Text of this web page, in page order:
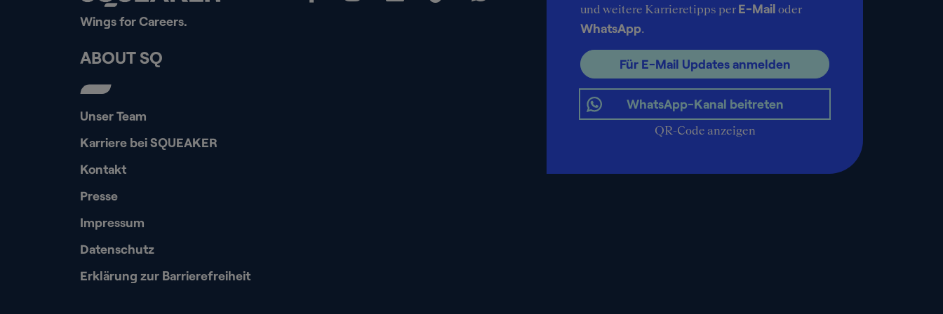
Wings for Careers.
und weitere Karrieretipps per E-Mail oder
WhatsApp.
Für E-Mail Updates anmelden
WhatsApp-Kanal beitreten
QR-Code anzeigen
ABOUT SQ
Unser Team
Karriere bei SQUEAKER
Kontakt
Presse
Impressum
Datenschutz
Erklärung zur Barrierefreiheit